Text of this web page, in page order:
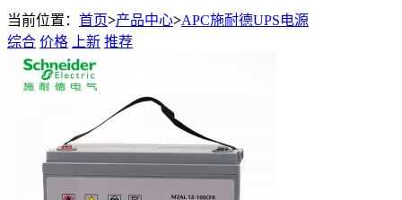
当前位置： 首页>产品中心>APC施耐德UPS电源
综合 价格 上新 推荐